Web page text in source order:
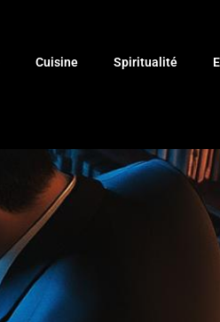
Cuisine Spiritualité